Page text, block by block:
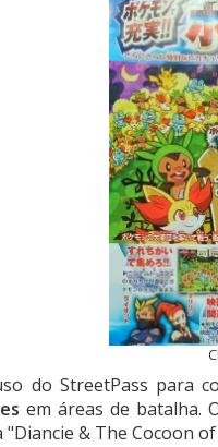
do StreetPass para
em áreas de batalha.
& The Cocoon